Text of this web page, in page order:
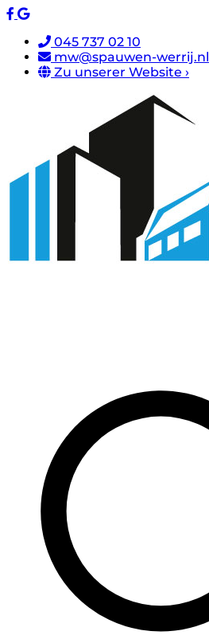
045 737 02 10
mw@spauwen-werrij.nl
Zu unserer Website ›